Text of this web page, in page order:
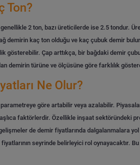
Ton?
2 ton, bazı üreticilerde ise 2.5 tondur.
demirin kaç ton olduğu ve kaç çubuk demir
gösterebilir. Çap arttıkça, bir bağdaki demir
demirin türüne ve ölçüsüne göre farklılık
Ne Olur?
göre artabilir veya azalabilir.
faktörlerdir. Özellikle inşaat sektöründeki
de demir fiyatlarında dalgalanmalara
seyrinde belirleyici rol oynayacaktır.